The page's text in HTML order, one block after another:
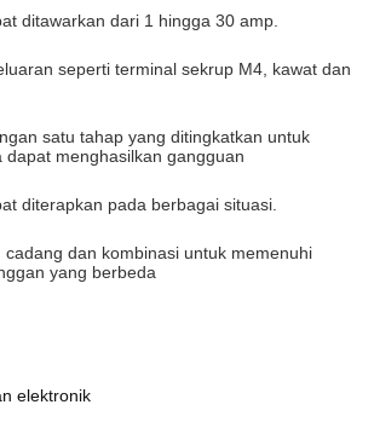
ditawarkan dari 1 hingga 30 amp.
seperti terminal sekrup M4, kawat dan
satu tahap yang ditingkatkan untuk
dapat menghasilkan gangguan
diterapkan pada berbagai situasi.
dan kombinasi untuk memenuhi
yang berbeda
elektronik